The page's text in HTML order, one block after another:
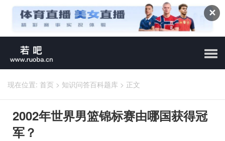
✕
现在位置: 首页 > 知识问答百科题库 > 正文
2002年世界男篮锦标赛由哪国获得冠
军？